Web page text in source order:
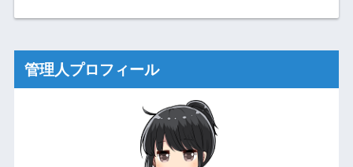
管理人プロフィール